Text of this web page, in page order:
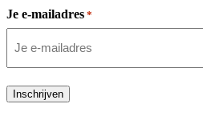
Je e-mailadres *
Inschrijven